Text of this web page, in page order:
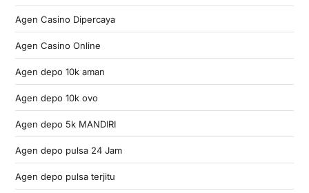
Agen Casino Dipercaya
Agen Casino Online
Agen depo 10k aman
Agen depo 10k ovo
Agen depo 5k MANDIRI
Agen depo pulsa 24 Jam
Agen depo pulsa terjitu